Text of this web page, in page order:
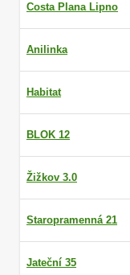
Costa Plana Lipno
Anilinka
Habitat
BLOK 12
Žižkov 3.0
Staropramenná 21
Jateční 35